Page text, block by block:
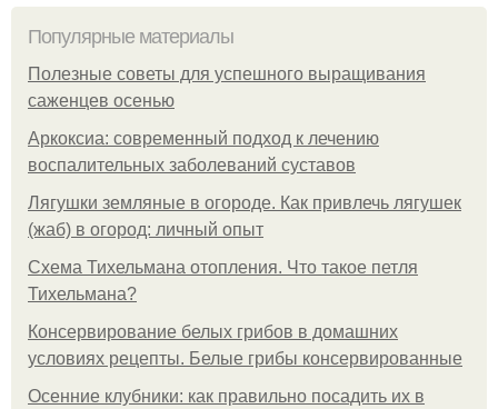
Популярные материалы
Полезные советы для успешного выращивания
саженцев осенью
Аркоксиа: современный подход к лечению
воспалительных заболеваний суставов
Лягушки земляные в огороде. Как привлечь лягушек
(жаб) в огород: личный опыт
Схема Тихельмана отопления. Что такое петля
Тихельмана?
Консервирование белых грибов в домашних
условиях рецепты. Белые грибы консервированные
Осенние клубники: как правильно посадить их в